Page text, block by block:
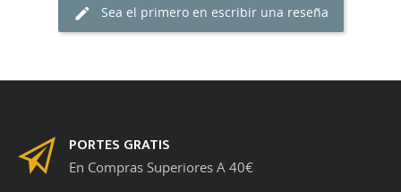
Sea el primero en escribir una reseña
PORTES GRATIS
En Compras Superiores A 40€